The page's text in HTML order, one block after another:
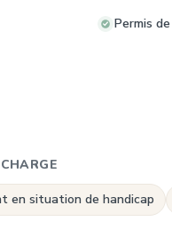
Permis
en situation de handicap